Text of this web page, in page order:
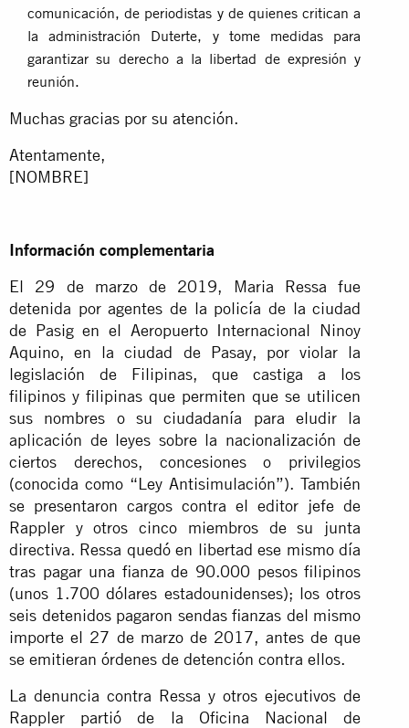
comunicación, de periodistas y de quienes critican a
la administración Duterte, y tome medidas para
garantizar su derecho a la libertad de expresión y
reunión.
Muchas gracias por su atención.
Atentamente,
[NOMBRE]
Información complementaria
El 29 de marzo de 2019, Maria Ressa fue
detenida por agentes de la policía de la ciudad
de Pasig en el Aeropuerto Internacional Ninoy
Aquino, en la ciudad de Pasay, por violar la
legislación de Filipinas, que castiga a los
filipinos y filipinas que permiten que se utilicen
sus nombres o su ciudadanía para eludir la
aplicación de leyes sobre la nacionalización de
ciertos derechos, concesiones o privilegios
(conocida como “Ley Antisimulación”). También
se presentaron cargos contra el editor jefe de
Rappler y otros cinco miembros de su junta
directiva. Ressa quedó en libertad ese mismo día
tras pagar una fianza de 90.000 pesos filipinos
(unos 1.700 dólares estadounidenses); los otros
seis detenidos pagaron sendas fianzas del mismo
importe el 27 de marzo de 2017, antes de que
se emitieran órdenes de detención contra ellos.
La denuncia contra Ressa y otros ejecutivos de
Rappler partió de la Oficina Nacional de